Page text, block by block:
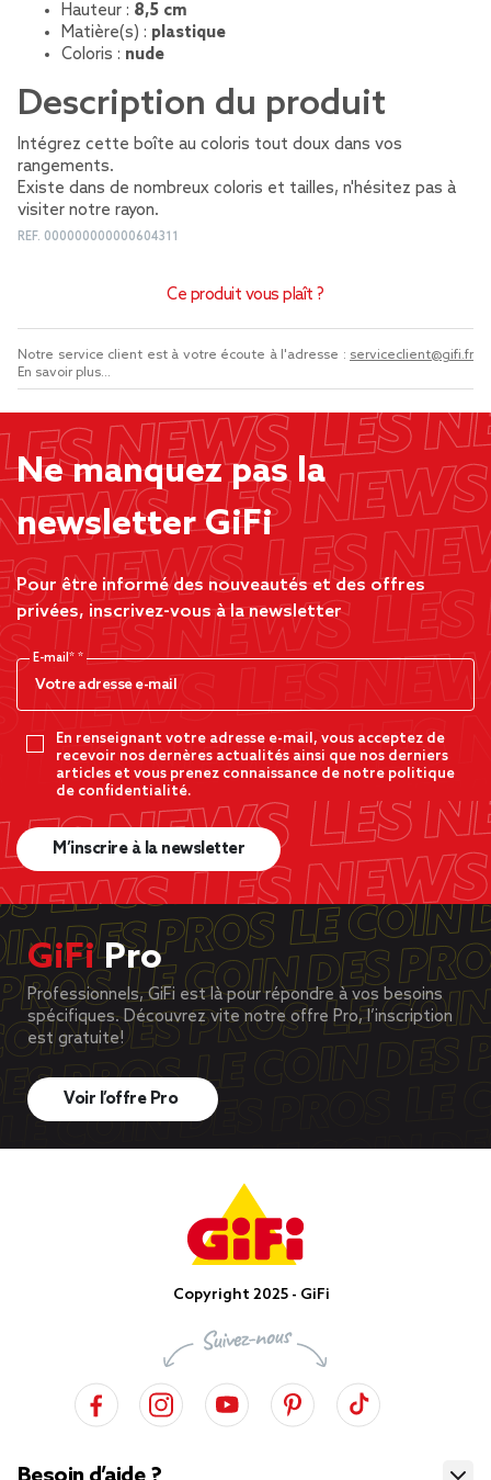
Hauteur : 8,5 cm
Matière(s) : plastique
Coloris : nude
Description du produit
Intégrez cette boîte au coloris tout doux dans vos
rangements.
Existe dans de nombreux coloris et tailles, n'hésitez pas à
visiter notre rayon.
REF. 000000000000604311
Ce produit vous plaît ?
Notre service client est à votre écoute à l'adresse : serviceclient@gifi.fr
En savoir plus...
Ne manquez pas la
newsletter GiFi
Pour être informé des nouveautés et des offres
privées, inscrivez-vous à la newsletter
E-mail*
En renseignant votre adresse e-mail, vous acceptez de
recevoir nos dernères actualités ainsi que nos derniers
articles et vous prenez connaissance de notre politique
de confidentialité.
M’inscrire à la newsletter
GiFiPro
Professionnels, GiFi est là pour répondre à vos besoins
spécifiques. Découvrez vite notre offre Pro, l’inscription
est gratuite!
Voir l’offre Pro
Copyright 2025 - GiFi